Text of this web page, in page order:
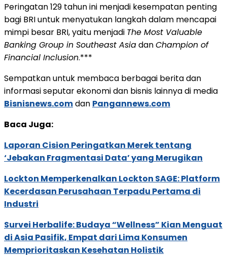
Peringatan 129 tahun ini menjadi kesempatan penting
bagi BRI untuk menyatukan langkah dalam mencapai
mimpi besar BRI, yaitu menjadi The Most Valuable
Banking Group in Southeast AsiadanChampion of
Financial Inclusion.***
Sempatkan untuk membaca berbagai berita dan
informasi seputar ekonomi dan bisnis lainnya di media
Bisnisnews.comdan Pangannews.com
Baca Juga:
Laporan Cision Peringatkan Merek tentang
‘Jebakan Fragmentasi Data’ yang Merugikan
Lockton Memperkenalkan Lockton SAGE: Platform
Kecerdasan Perusahaan Terpadu Pertama di
Industri
Survei Herbalife: Budaya “Wellness” Kian Menguat
di Asia Pasifik, Empat dari Lima Konsumen
Memprioritaskan Kesehatan Holistik